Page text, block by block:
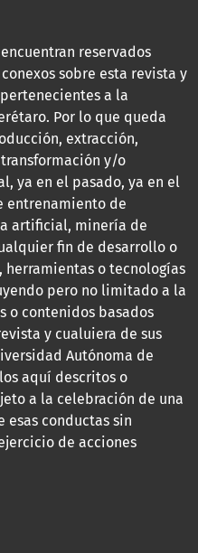
reservados
sobre esta revista y
a la
Por lo que queda
extracción,
y/o
ya en el pasado, ya en el
entrenamiento de
artificial, minería de
fin de desarrollo o
o tecnologías
pero no limitado a la
o contenidos basados
y cualuiera de sus
Autónoma de
aquí descritos o
a la celebración de una
conductas sin
de acciones